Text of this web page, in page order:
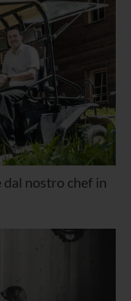
dal nostro chef in